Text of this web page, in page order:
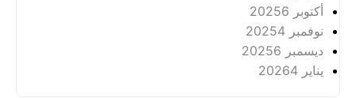
أكتوبر 2025 6
نوفمبر 2025 4
ديسمبر 2025 6
يناير 2026 4